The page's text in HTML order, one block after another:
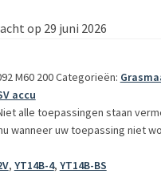
op 29 juni 2026
M60 200Categorieën:
accu
alle toepassingen staan
wanneer uw toepassing niet
, YT14B-4, YT14B-BS